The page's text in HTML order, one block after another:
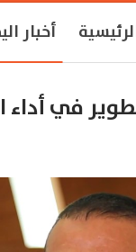
أخبار
في أداء